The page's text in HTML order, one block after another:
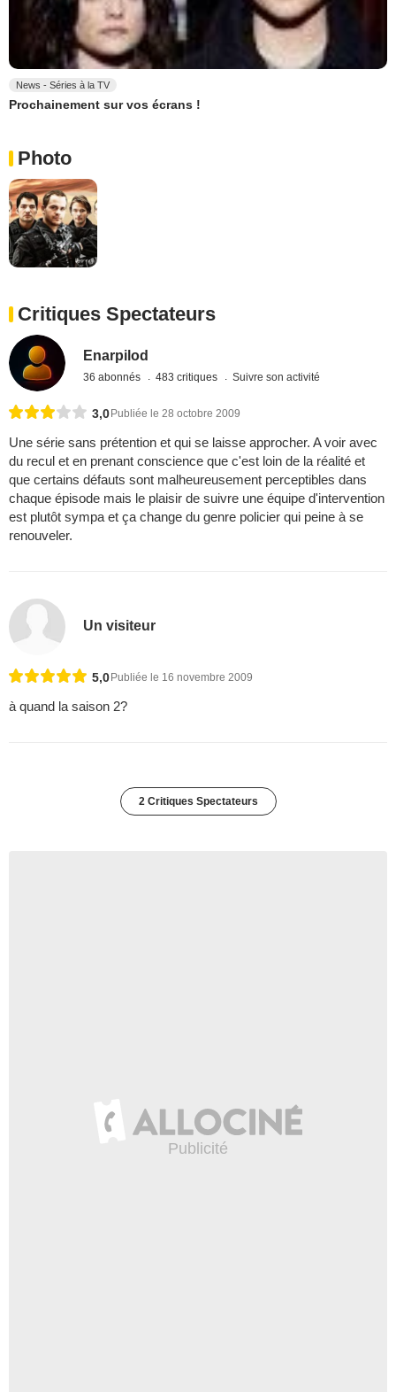
News - Séries à la TV
Prochainement sur vos écrans !
Photo
Critiques Spectateurs
Enarpilod
36 abonnés 483 critiques Suivre son activité
3,0 Publiée le 28 octobre 2009
Une série sans prétention et qui se laisse approcher. A voir avec
du recul et en prenant conscience que c'est loin de la réalité et
que certains défauts sont malheureusement perceptibles dans
chaque épisode mais le plaisir de suivre une équipe d'intervention
est plutôt sympa et ça change du genre policier qui peine à se
renouveler.
Un visiteur
5,0 Publiée le 16 novembre 2009
à quand la saison 2?
2 Critiques Spectateurs